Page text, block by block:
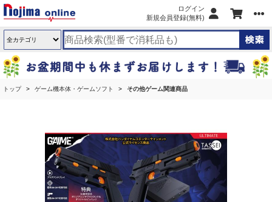
ログイン
新規会員登録(無料)
トップ ゲーム機本体・ゲームソフト その他ゲーム関連商品